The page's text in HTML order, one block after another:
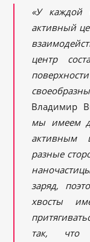
«У каждой
активный
центр
Владимир
мы имеем
активным
разные
заряд,
хвосты
так, что